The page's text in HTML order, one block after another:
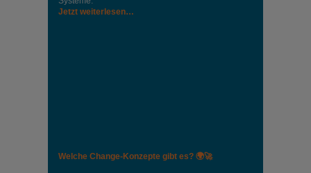
Jetzt weiterlesen…
Welche Change-Konzepte gibt es? 🌍🚀